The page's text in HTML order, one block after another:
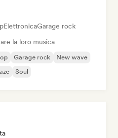
ElettronicaGarage rock
la loro musica
Garage rock
New wave
Soul